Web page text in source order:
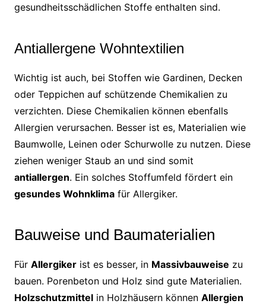
gesundheitsschädlichen Stoffe enthalten sind.
Antiallergene Wohntextilien
Wichtig ist auch, bei Stoffen wie Gardinen, Decken
oder Teppichen auf schützende Chemikalien zu
verzichten. Diese Chemikalien können ebenfalls
Allergien verursachen. Besser ist es, Materialien wie
Baumwolle, Leinen oder Schurwolle zu nutzen. Diese
ziehen weniger Staub an und sind somit
antiallergen. Ein solches Stoffumfeld fördert ein
gesundes Wohnklimafür Allergiker.
Bauweise und Baumaterialien
Für Allergikerist es besser, in Massivbauweise zu
bauen. Porenbeton und Holz sind gute Materialien.
Holzschutzmittelin Holzhäusern können Allergien